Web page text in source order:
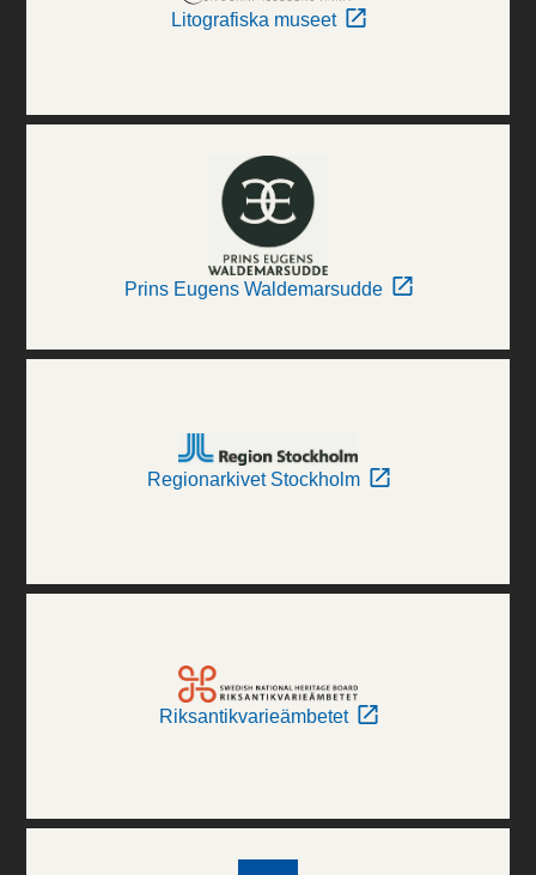
Litografiska museet
Prins Eugens Waldemarsudde
Regionarkivet Stockholm
Riksantikvarieämbetet